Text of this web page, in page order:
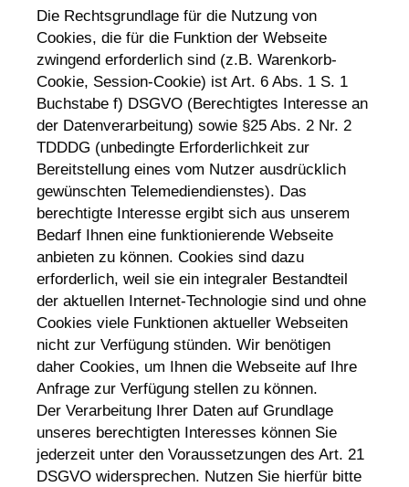
Die Rechtsgrundlage für die Nutzung von
Cookies, die für die Funktion der Webseite
zwingend erforderlich sind (z.B. Warenkorb-
Cookie, Session-Cookie) ist Art. 6 Abs. 1 S. 1
Buchstabe f) DSGVO (Berechtigtes Interesse an
der Datenverarbeitung) sowie §25 Abs. 2 Nr. 2
TDDDG (unbedingte Erforderlichkeit zur
Bereitstellung eines vom Nutzer ausdrücklich
gewünschten Telemediendienstes). Das
berechtigte Interesse ergibt sich aus unserem
Bedarf Ihnen eine funktionierende Webseite
anbieten zu können. Cookies sind dazu
erforderlich, weil sie ein integraler Bestandteil
der aktuellen Internet-Technologie sind und ohne
Cookies viele Funktionen aktueller Webseiten
nicht zur Verfügung stünden. Wir benötigen
daher Cookies, um Ihnen die Webseite auf Ihre
Anfrage zur Verfügung stellen zu können.
Der Verarbeitung Ihrer Daten auf Grundlage
unseres berechtigten Interesses können Sie
jederzeit unter den Voraussetzungen des Art. 21
DSGVO widersprechen. Nutzen Sie hierfür bitte